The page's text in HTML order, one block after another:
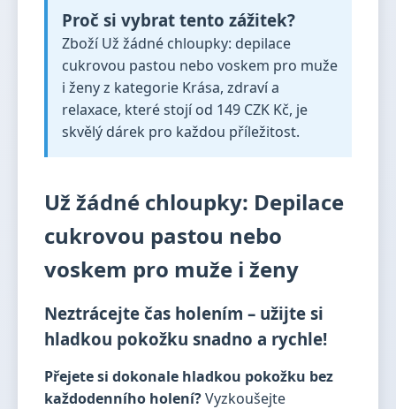
Proč si vybrat tento zážitek?
Zboží Už žádné chloupky: depilace
cukrovou pastou nebo voskem pro muže
i ženy z kategorie Krása, zdraví a
relaxace, které stojí od 149 CZK Kč, je
skvělý dárek pro každou příležitost.
Už žádné chloupky: Depilace
cukrovou pastou nebo
voskem pro muže i ženy
Neztrácejte čas holením – užijte si
hladkou pokožku snadno a rychle!
Přejete si dokonale hladkou pokožku bez
každodenního holení?Vyzkoušejte